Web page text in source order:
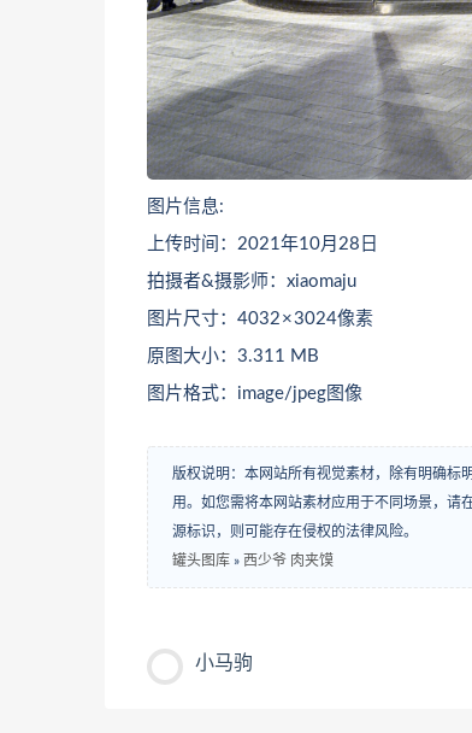
图片信息:
上传时间：2021年10月28日
拍摄者&摄影师：xiaomaju
图片尺寸：4032 × 3024像素
原图大小：3.311 MB
图片格式：image/jpeg图像
版权说明：本网站所有视觉素材，除有明确标
用。如您需将本网站素材应用于不同场景，请
源标识，则可能存在侵权的法律风险。
罐头图库 » 西少爷 肉夹馍
小马驹